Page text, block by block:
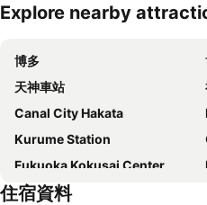
展開地圖
Explore nearby
博多
天神車站
Canal City Hakata
Kurume Station
Fukuoka Kokusai Center
Saga Station
住宿資料